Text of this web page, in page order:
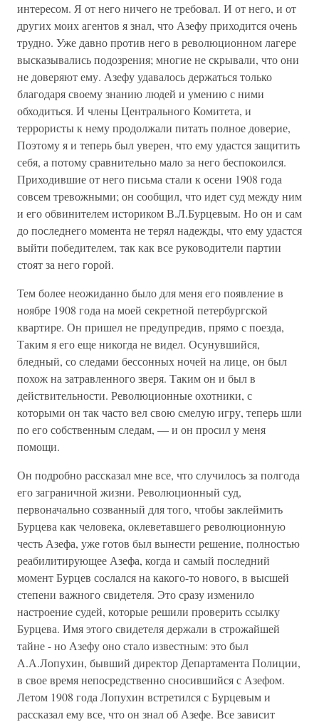
интересом. Я от него ничего не требовал. И от него, и от
других моих агентов я знал, что Азефу приходится очень
трудно. Уже давно против него в революционном лагере
высказывались подозрения; многие не скрывали, что они
не доверяют ему. Азефу удавалось держаться только
благодаря своему знанию людей и умению с ними
обходиться. И члены Центрального Комитета, и
террористы к нему продолжали питать полное доверие,
Поэтому я и теперь был уверен, что ему удастся защитить
себя, а потому сравнительно мало за него беспокоился.
Приходившие от него письма стали к осени 1908 года
совсем тревожными; он сообщил, что идет суд между ним
и его обвинителем историком В.Л.Бурцевым. Но он и сам
до последнего момента не терял надежды, что ему удастся
выйти победителем, так как все руководители партии
стоят за него горой.
Тем более неожиданно было для меня его появление в
ноябре 1908 года на моей секретной петербургской
квартире. Он пришел не предупредив, прямо с поезда,
Таким я его еще никогда не видел. Осунувшийся,
бледный, со следами бессонных ночей на лице, он был
похож на затравленного зверя. Таким он и был в
действительности. Революционные охотники, с
которыми он так часто вел свою смелую игру, теперь шли
по его собственным следам, — и он просил у меня
помощи.
Он подробно рассказал мне все, что случилось за полгода
его заграничной жизни. Революционный суд,
первоначально созванный для того, чтобы заклеймить
Бурцева как человека, оклеветавшего революционную
честь Азефа, уже готов был вынести решение, полностью
реабилитирующее Азефа, когда и самый последний
момент Бурцев сослался на какого-то нового, в высшей
степени важного свидетеля. Это сразу изменило
настроение судей, которые решили проверить ссылку
Бурцева. Имя этого свидетеля держали в строжайшей
тайне - но Азефу оно стало известным: это был
А.А.Лопухин, бывший директор Департамента Полиции,
в свое время непосредственно сносившийся с Азефом.
Летом 1908 года Лопухин встретился с Бурцевым и
рассказал ему все, что он знал об Азефе. Все зависит